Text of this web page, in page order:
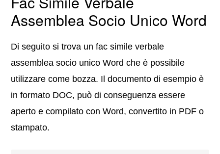
Assemblea Socio Unico Word
Di seguito si trova un fac simile verbale
assemblea socio unico Word che è possibile
utilizzare come bozza. Il documento di esempio è
in formato DOC, può di conseguenza essere
aperto e compilato con Word, convertito in PDF o
stampato.